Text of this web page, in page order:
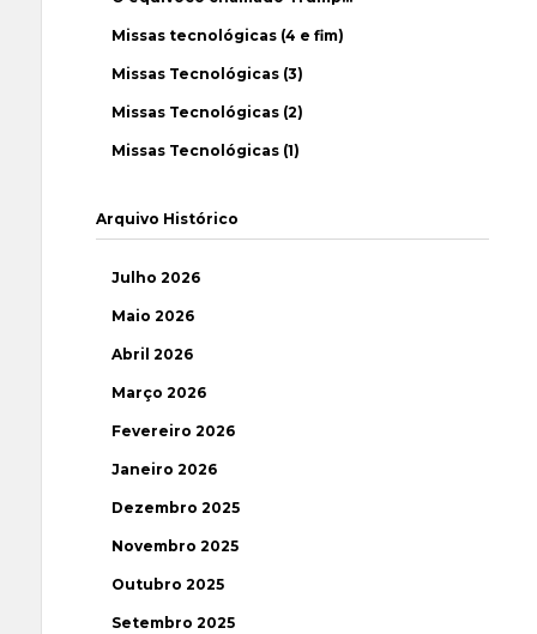
Missas tecnológicas (4 e fim)
Missas Tecnológicas (3)
Missas Tecnológicas (2)
Missas Tecnológicas (1)
Arquivo Histórico
Julho 2026
Maio 2026
Abril 2026
Março 2026
Fevereiro 2026
Janeiro 2026
Dezembro 2025
Novembro 2025
Outubro 2025
Setembro 2025